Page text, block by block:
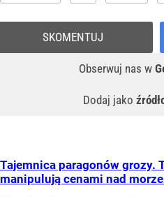
Obserwuj nas w
Dodaj jako
SKOMENTUJ
Tajemnica paragonów grozy.
manipulują cenami nad